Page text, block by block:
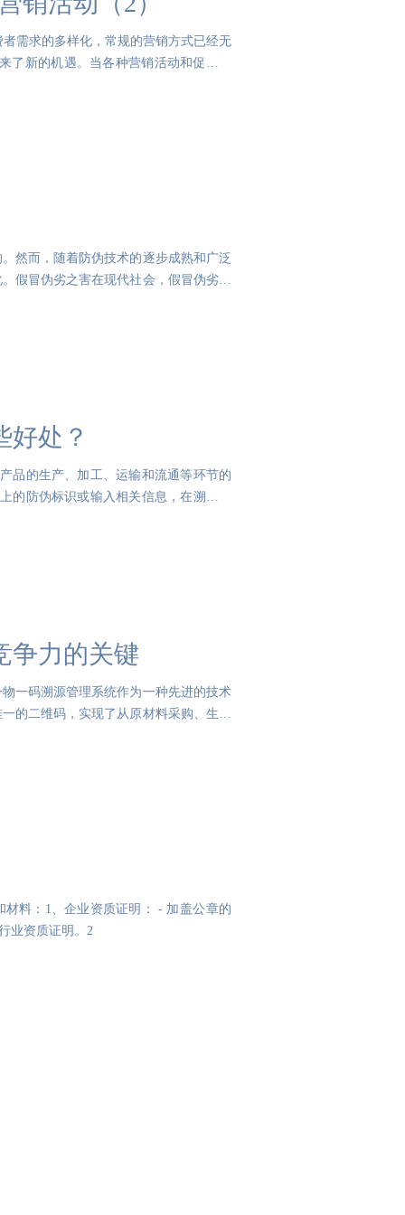
需求的多样化，常规的营销方式已经无
了新的机遇。当各种营销活动和促销手
然而，随着防伪技术的逐步成熟和广泛
假冒伪劣之害在现代社会，假冒伪劣产
好处？
品的生产、加工、运输和流通等环节的
的防伪标识或输入相关信息，在溯源平
争力的关键
一码溯源管理系统作为一种先进的技术
的二维码，实现了从原材料采购、生产
企业资质证明： - 加盖公章的
可证或其他相关行业资质证明。2